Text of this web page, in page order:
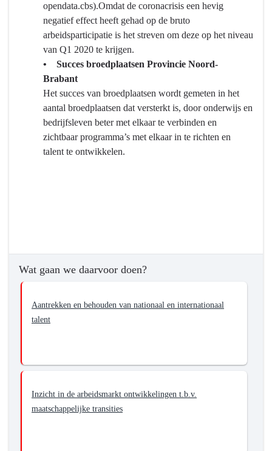
opendata.cbs).Omdat de coronacrisis een hevig
negatief effect heeft gehad op de bruto
arbeidsparticipatie is het streven om deze op het niveau
van Q1 2020 te krijgen.
• Succes broedplaatsen Provincie Noord-
Brabant
Het succes van broedplaatsen wordt gemeten in het
aantal broedplaatsen dat versterkt is, door onderwijs en
bedrijfsleven beter met elkaar te verbinden en
zichtbaar programma’s met elkaar in te richten en
talent te ontwikkelen.
Wat gaan we daarvoor doen?
Aantrekken en behouden van nationaal en internationaal
talent
Inzicht in de arbeidsmarkt ontwikkelingen t.b.v.
maatschappelijke transities